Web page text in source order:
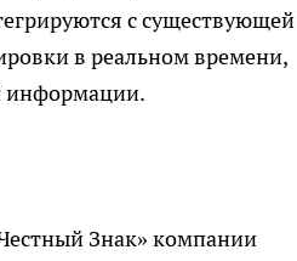
с существующей
в реальном времени,
информации.
Знак» компании